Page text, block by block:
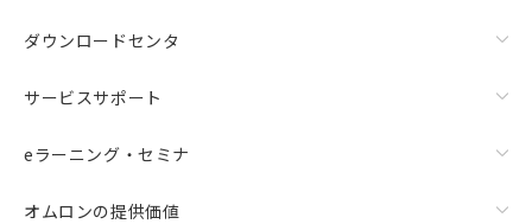
ダウンロードセンタ
サービスサポート
eラーニング・セミナ
オムロンの提供価値